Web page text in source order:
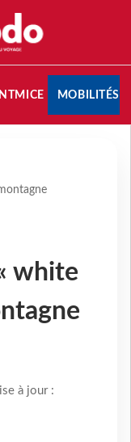
MICE MOBILITÉS
white
à jour :